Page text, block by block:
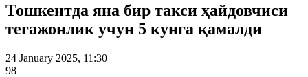
Тошкентда яна бир такси ҳайдовчиси
тегажонлик учун 5 кунга қамалди
24 January 2025, 11:30
98